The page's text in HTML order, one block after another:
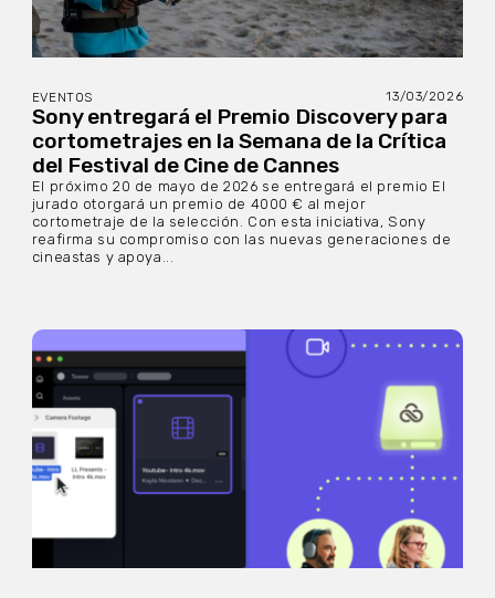
EVENTOS 13/03/2026
Sony entregará el Premio Discovery para
cortometrajes en la Semana de la Crítica
del Festival de Cine de Cannes
El próximo 20 de mayo de 2026 se entregará el premio El
jurado otorgará un premio de 4000 € al mejor
cortometraje de la selección. Con esta iniciativa, Sony
reafirma su compromiso con las nuevas generaciones de
cineastas y apoya...